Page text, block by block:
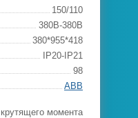
150/110
380В-380В
380*955*418
IP20-IP21
98
ABB
момента